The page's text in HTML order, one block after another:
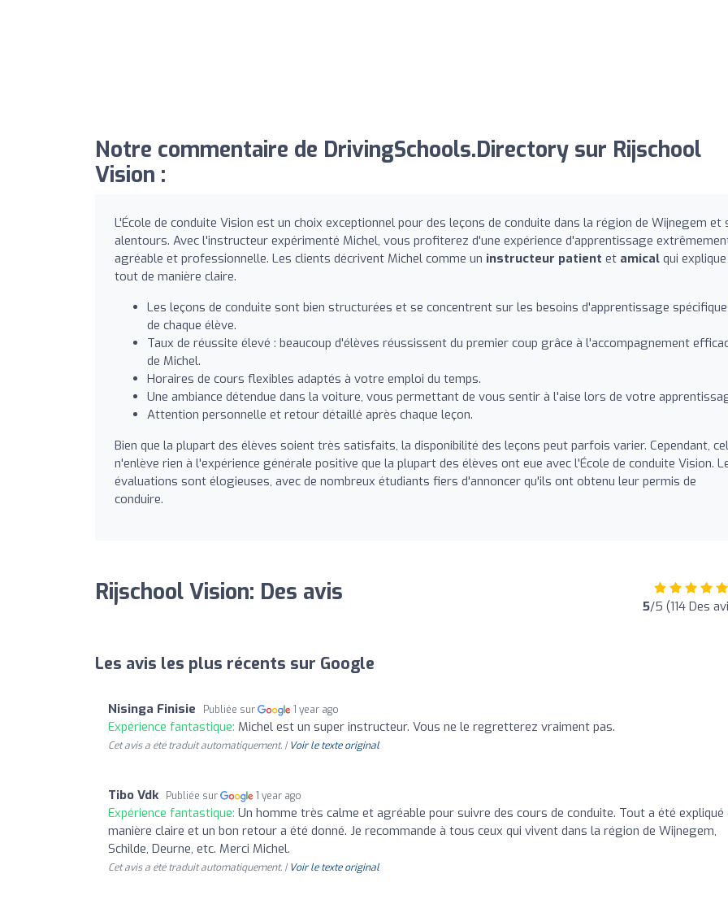
Notre commentaire de DrivingSchools.Directory sur Rijschool
Vision :
L'École de conduite Vision est un choix exceptionnel pour des leçons de conduite dans la région de Wijnegem et
alentours. Avec l'instructeur expérimenté Michel, vous profiterez d'une expérience d'apprentissage
agréable et professionnelle. Les clients décrivent Michel comme un instructeur patient et amical qui explique
tout de manière claire.
Les leçons de conduite sont bien structurées et se concentrent sur les besoins d'apprentissage
de chaque élève.
Taux de réussite élevé : beaucoup d'élèves réussissent du premier coup grâce à l'accompagnement
de Michel.
Horaires de cours flexibles adaptés à votre emploi du temps.
Une ambiance détendue dans la voiture, vous permettant de vous sentir à l'aise lors de votre
Attention personnelle et retour détaillé après chaque leçon.
Bien que la plupart des élèves soient très satisfaits, la disponibilité des leçons peut parfois varier. Cependant,
n'enlève rien à l'expérience générale positive que la plupart des élèves ont eue avec l'École de conduite Vision.
évaluations sont élogieuses, avec de nombreux étudiants fiers d'annoncer qu'ils ont obtenu leur permis de
conduire.
Rijschool Vision: Des avis 5/5 (114 Des
Les avis les plus récents sur Google
Nisinga Finisie Publiée sur 1 year ago
Expérience fantastique: Michel est un super instructeur. Vous ne le regretterez vraiment pas.
Cet avis a été traduit automatiquement. | Voir le texte original
Tibo Vdk Publiée sur 1 year ago
Expérience fantastique: Un homme très calme et agréable pour suivre des cours de conduite. Tout a été expliqué
manière claire et un bon retour a été donné. Je recommande à tous ceux qui vivent dans la région de Wijnegem,
Schilde, Deurne, etc. Merci Michel.
Cet avis a été traduit automatiquement. | Voir le texte original